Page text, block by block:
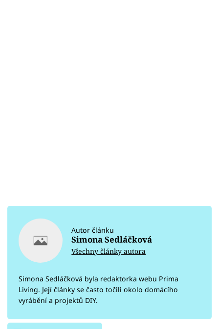
Autor článku
Simona Sedláčková
Všechny články autora
Simona Sedláčková byla redaktorka webu Prima
Living. Její články se často točili okolo domácího
vyrábění a projektů DIY.